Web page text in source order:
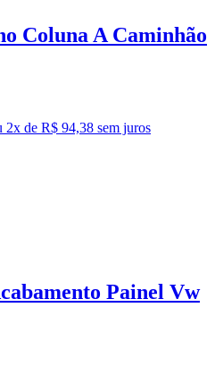
Coluna A Caminhão
2x de R$ 94,38 sem juros
Painel Vw